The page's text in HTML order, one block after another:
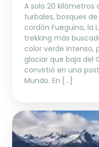
A solo 20 kilómetros
turbales, bosques
cordón Fueguino, la
trekking más
color verde intenso,
glaciar que baja del
convirtió en una
Mundo. En […]